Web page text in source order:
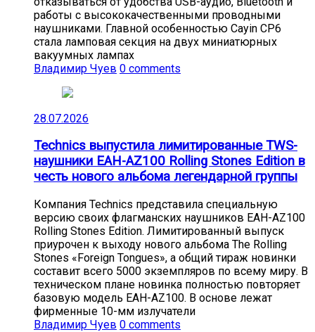
работы с высококачественными проводными
наушниками. Главной особенностью Cayin CP6
стала ламповая секция на двух миниатюрных
вакуумных лампах
Владимир Чуев 0 comments
28.07.2026
Technics выпустила лимитированные TWS-
наушники EAH-AZ100 Rolling Stones Edition в
честь нового альбома легендарной группы
Компания Technics представила специальную
версию своих флагманских наушников EAH-AZ100
Rolling Stones Edition. Лимитированный выпуск
приурочен к выходу нового альбома The Rolling
Stones «Foreign Tongues», а общий тираж новинки
составит всего 5000 экземпляров по всему миру. В
техническом плане новинка полностью повторяет
базовую модель EAH-AZ100. В основе лежат
фирменные 10-мм излучатели
Владимир Чуев 0 comments